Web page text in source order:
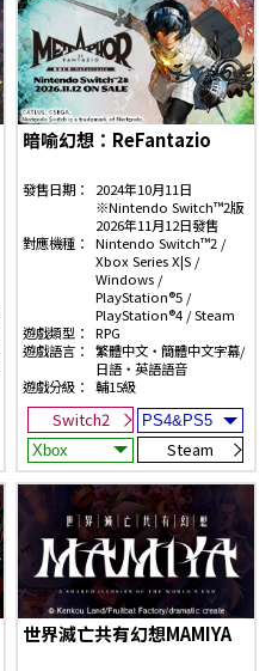
暗喻幻想：ReFantazio
發售日期：
2024年10月11日
※Nintendo Switch™2版
2026年11月12日發售
對應機種：
Nintendo Switch™2 /
Xbox Series X|S /
Windows /
PlayStation®5 /
PlayStation®4 / Steam
遊戲類型：
RPG
遊戲語言：
繁體中文・簡體中文字幕/
日語・英語語音
遊戲分級：
輔15級
Switch2
Steam
世界滅亡共有幻想MAMIYA